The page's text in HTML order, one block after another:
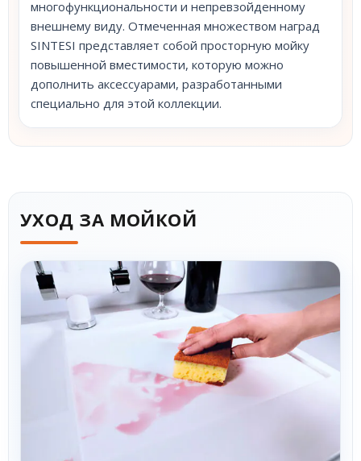
многофункциональности и непревзойденному
внешнему виду. Отмеченная множеством наград
SINTESI представляет собой просторную мойку
повышенной вместимости, которую можно
дополнить аксессуарами, разработанными
специально для этой коллекции.
УХОД ЗА МОЙКОЙ